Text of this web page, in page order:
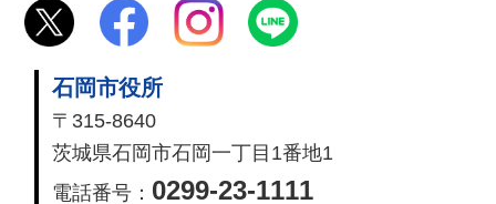
石岡市役所
〒315-8640
茨城県石岡市石岡一丁目1番地1
電話番号： 0299-23-1111